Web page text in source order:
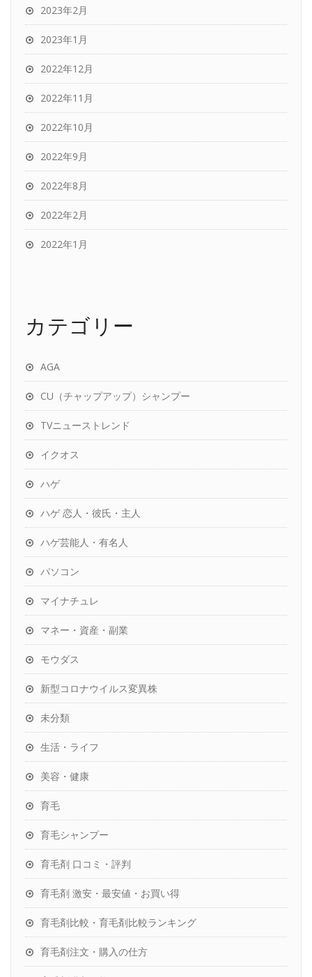
2023年2月
2023年1月
2022年12月
2022年11月
2022年10月
2022年9月
2022年8月
2022年2月
2022年1月
カテゴリー
AGA
CU（チャップアップ）シャンプー
TVニューストレンド
イクオス
ハゲ
ハゲ 恋人・彼氏・主人
ハゲ芸能人・有名人
パソコン
マイナチュレ
マネー・資産・副業
モウダス
新型コロナウイルス変異株
未分類
生活・ライフ
美容・健康
育毛
育毛シャンプー
育毛剤 口コミ・評判
育毛剤 激安・最安値・お買い得
育毛剤比較・育毛剤比較ランキング
育毛剤注文・購入の仕方